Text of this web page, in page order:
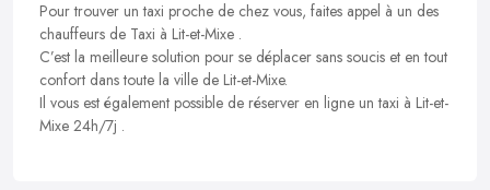
Pour trouver un taxi proche de chez vous, faites appel à un des
chauffeurs de Taxi à Lit-et-Mixe .
C’est la meilleure solution pour se déplacer sans soucis et en tout
confort dans toute la ville de Lit-et-Mixe.
Il vous est également possible de réserver en ligne un taxi à Lit-et-
Mixe 24h/7j .